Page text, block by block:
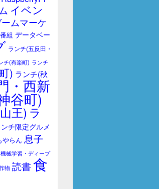
イベン
ムマーケ
組 データベー
ランチ(五反田・
チ(有楽町) ランチ
) ランチ(秋
・西新
谷町)
王) ラ
チ限定グルメ
やらん 息子
機械学習・ディープ
物 読書食